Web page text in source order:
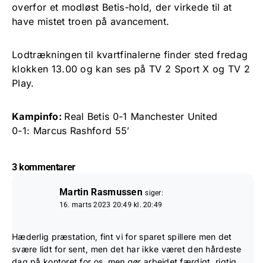
overfor et modløst Betis-hold, der virkede til at
have mistet troen på avancement.
Lodtrækningen til kvartfinalerne finder sted fredag
klokken 13.00 og kan ses på TV 2 Sport X og TV 2
Play.
Kampinfo: Real Betis 0-1 Manchester United
0-1: Marcus Rashford 55′
3 kommentarer
Martin Rasmussen siger:
16. marts 2023 20:49 kl. 20:49
Hæderlig præstation, fint vi for sparet spillere men det
svære lidt for sent, men det har ikke været den hårdeste